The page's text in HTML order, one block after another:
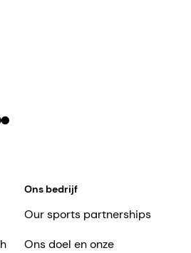
Ons bedrijf
Our sports partnerships
Ons doel en onze